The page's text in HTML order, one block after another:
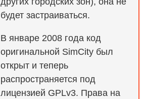
будет застраиваться.
В январе 2008 года код
оригинальной SimCity был
открыт и теперь
распространяется под
лицензией GPLv3. Права на